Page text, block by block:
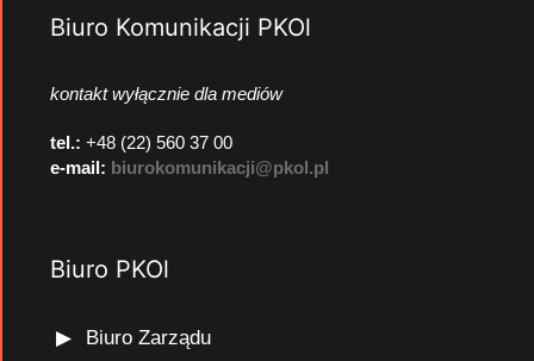
Biuro Komunikacji PKOl
kontakt wyłącznie dla mediów
tel.: +48 (22) 560 37 00
e-mail: biurokomunikacji@pkol.pl
Biuro PKOl
Biuro Zarządu